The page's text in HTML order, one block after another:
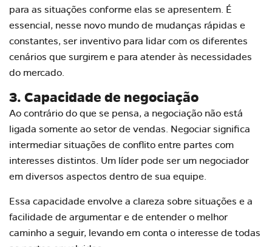
para as situações conforme elas se apresentem. É
essencial, nesse novo mundo de mudanças rápidas e
constantes, ser inventivo para lidar com os diferentes
cenários que surgirem e para atender às necessidades
do mercado.
3. Capacidade de negociação
Ao contrário do que se pensa, a negociação não está
ligada somente ao setor de vendas. Negociar significa
intermediar situações de conflito entre partes com
interesses distintos. Um líder pode ser um negociador
em diversos aspectos dentro de sua equipe.
Essa capacidade envolve a clareza sobre situações e a
facilidade de argumentar e de entender o melhor
caminho a seguir, levando em conta o interesse de todas